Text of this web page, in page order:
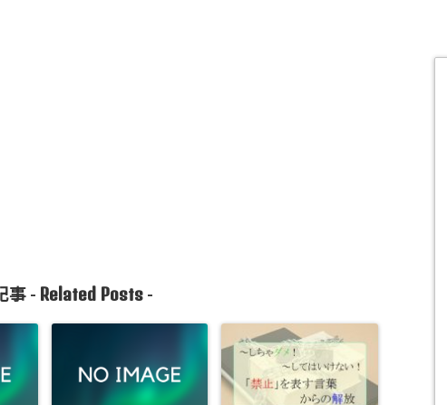
事 - Related Posts-